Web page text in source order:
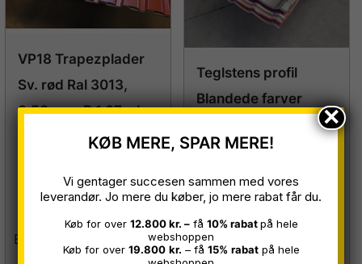
VP18 Trapezplader
Sv. rød Ral 3013,
0,50 mm, B 1,07 x L
Bruges til FACADE
Teglstens profil
Blandede farver
0,5mm, 12 stk B 1,10
x L 2,93m = 38 m²
inkl. palle
Restparti
KØB MERE, SPAR MERE!
Vi gentager succesen sammen med vores
leverandør. Jo mere du køber, jo mere rabat får du.
Køb for over 12.800 kr. –få 10% rabatpå hele
webshoppen
Køb for over 19.800 kr. – få 15% rabatpå hele
×